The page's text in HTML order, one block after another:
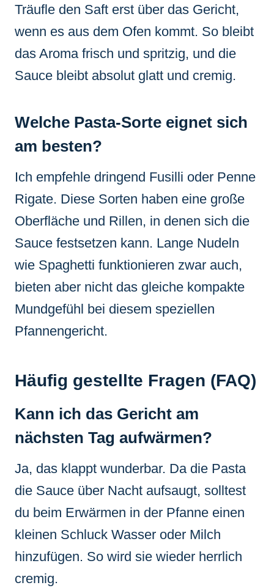
Träufle den Saft erst über das Gericht,
wenn es aus dem Ofen kommt. So bleibt
das Aroma frisch und spritzig, und die
Sauce bleibt absolut glatt und cremig.
Welche Pasta-Sorte eignet sich
am besten?
Ich empfehle dringend Fusilli oder Penne
Rigate. Diese Sorten haben eine große
Oberfläche und Rillen, in denen sich die
Sauce festsetzen kann. Lange Nudeln
wie Spaghetti funktionieren zwar auch,
bieten aber nicht das gleiche kompakte
Mundgefühl bei diesem speziellen
Pfannengericht.
Häufig gestellte Fragen (FAQ)
Kann ich das Gericht am
nächsten Tag aufwärmen?
Ja, das klappt wunderbar. Da die Pasta
die Sauce über Nacht aufsaugt, solltest
du beim Erwärmen in der Pfanne einen
kleinen Schluck Wasser oder Milch
hinzufügen. So wird sie wieder herrlich
cremig.